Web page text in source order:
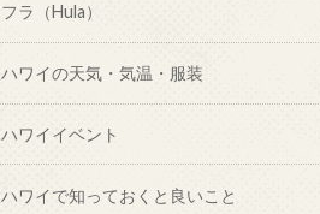
フラ（Hula）
ハワイの天気・気温・服装
ハワイイベント
ハワイで知っておくと良いこと